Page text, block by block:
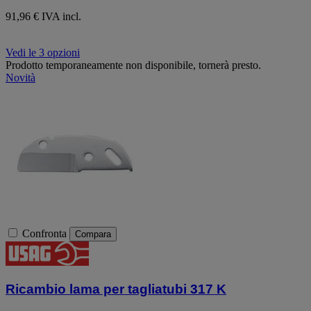
91,96 € IVA incl.
Vedi le 3 opzioni
Prodotto temporaneamente non disponibile, tornerà presto.
Novità
Confronta Compara
Ricambio lama per tagliatubi 317 K